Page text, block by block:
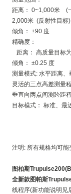
距离： 0~1,000米 (
2,000米 (反射性目标)
倾角： ±90 度
精确度：
距离： 高质量目标
倾角： ±0.25 度
测量模式: 水平距离
灵活的三点高差测量
垂直向两点间测跨距
目标模式： 标准、最
注明: 所有规格均可
图柏斯
全新款图帕斯
线程序(新功能说明见